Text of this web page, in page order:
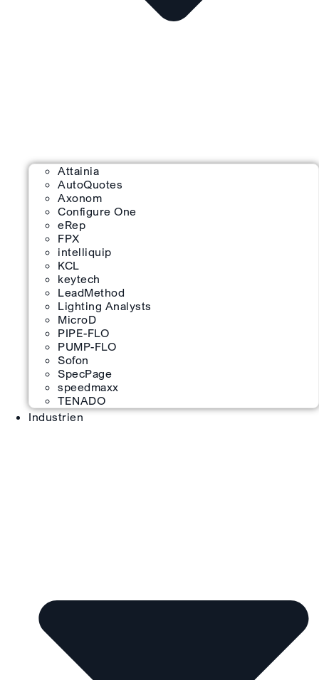
Attainia
AutoQuotes
Axonom
Configure One
eRep
FPX
intelliquip
KCL
keytech
LeadMethod
Lighting Analysts
MicroD
PIPE-FLO
PUMP-FLO
Sofon
SpecPage
speedmaxx
TENADO
Industrien